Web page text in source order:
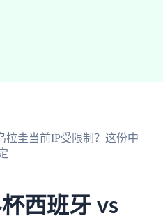
拉圭当前IP受限制？这份中
西班牙 vs